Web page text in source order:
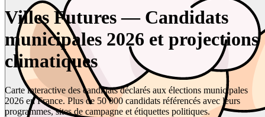
Villes Futures — Candidats
municipales 2026 et projections
climatiques
Carte interactive des candidats déclarés aux élections municipales
2026 en France. Plus de 50 000 candidats référencés avec leurs
programmes, sites de campagne et étiquettes politiques.